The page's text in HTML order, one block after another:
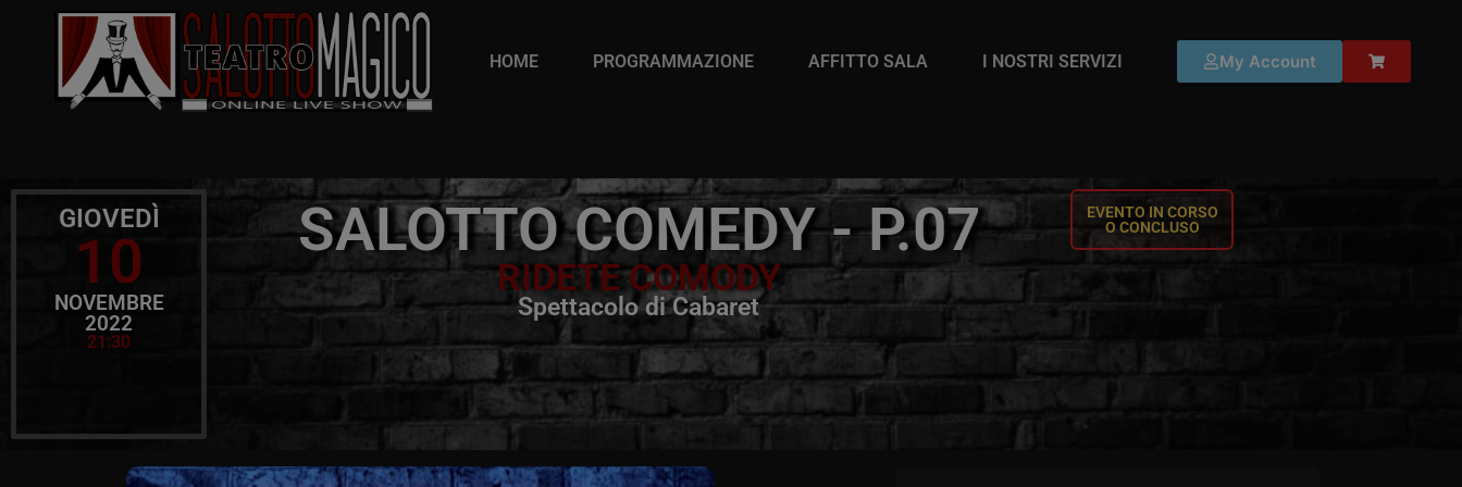
HOME PROGRAMMAZIONE AFFITTO SALA I NOSTRI SERVIZI My Account
GIOVEDÌ
10
NOVEMBRE
2022
21:30
SALOTTO COMEDY - P.07
RIDETE COMODY
Spettacolo di Cabaret
EVENTO IN CORSO
O CONCLUSO